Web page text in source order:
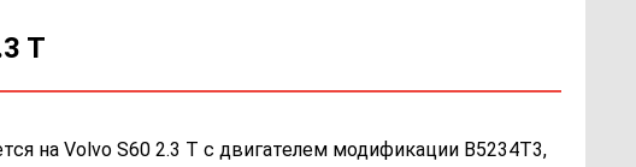
T
на Volvo S60 2.3 T с двигателем модификации B5234T3,